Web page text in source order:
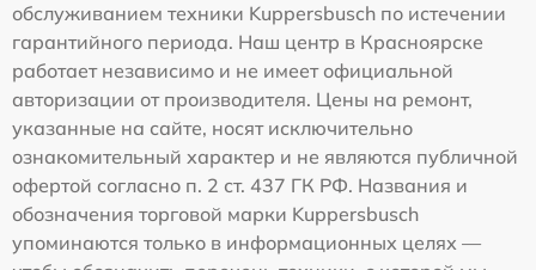
обслуживанием техники Kuppersbusch по истечении
гарантийного периода. Наш центр в Красноярске
работает независимо и не имеет официальной
авторизации от производителя. Цены на ремонт,
указанные на сайте, носят исключительно
ознакомительный характер и не являются публичной
офертой согласно п. 2 ст. 437 ГК РФ. Названия и
обозначения торговой марки Kuppersbusch
упоминаются только в информационных целях —